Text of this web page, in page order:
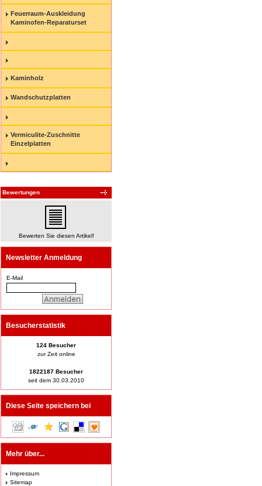
Feuerraum-Auskleidung
Kaminofen-Reparaturset
Kaminholz
Wandschutzplatten
Vermiculite-Zuschnitte
Einzelplatten
Bewertungen
Bewerten Sie diesen Artikel!
Newsletter Anmeldung
E-Mail
Besucherstatistik
124 Besucher
zur Zeit online
1822187 Besucher
seit dem 30.03.2010
Diese Seite speichern bei
Mehr über...
Impressum
Sitemap